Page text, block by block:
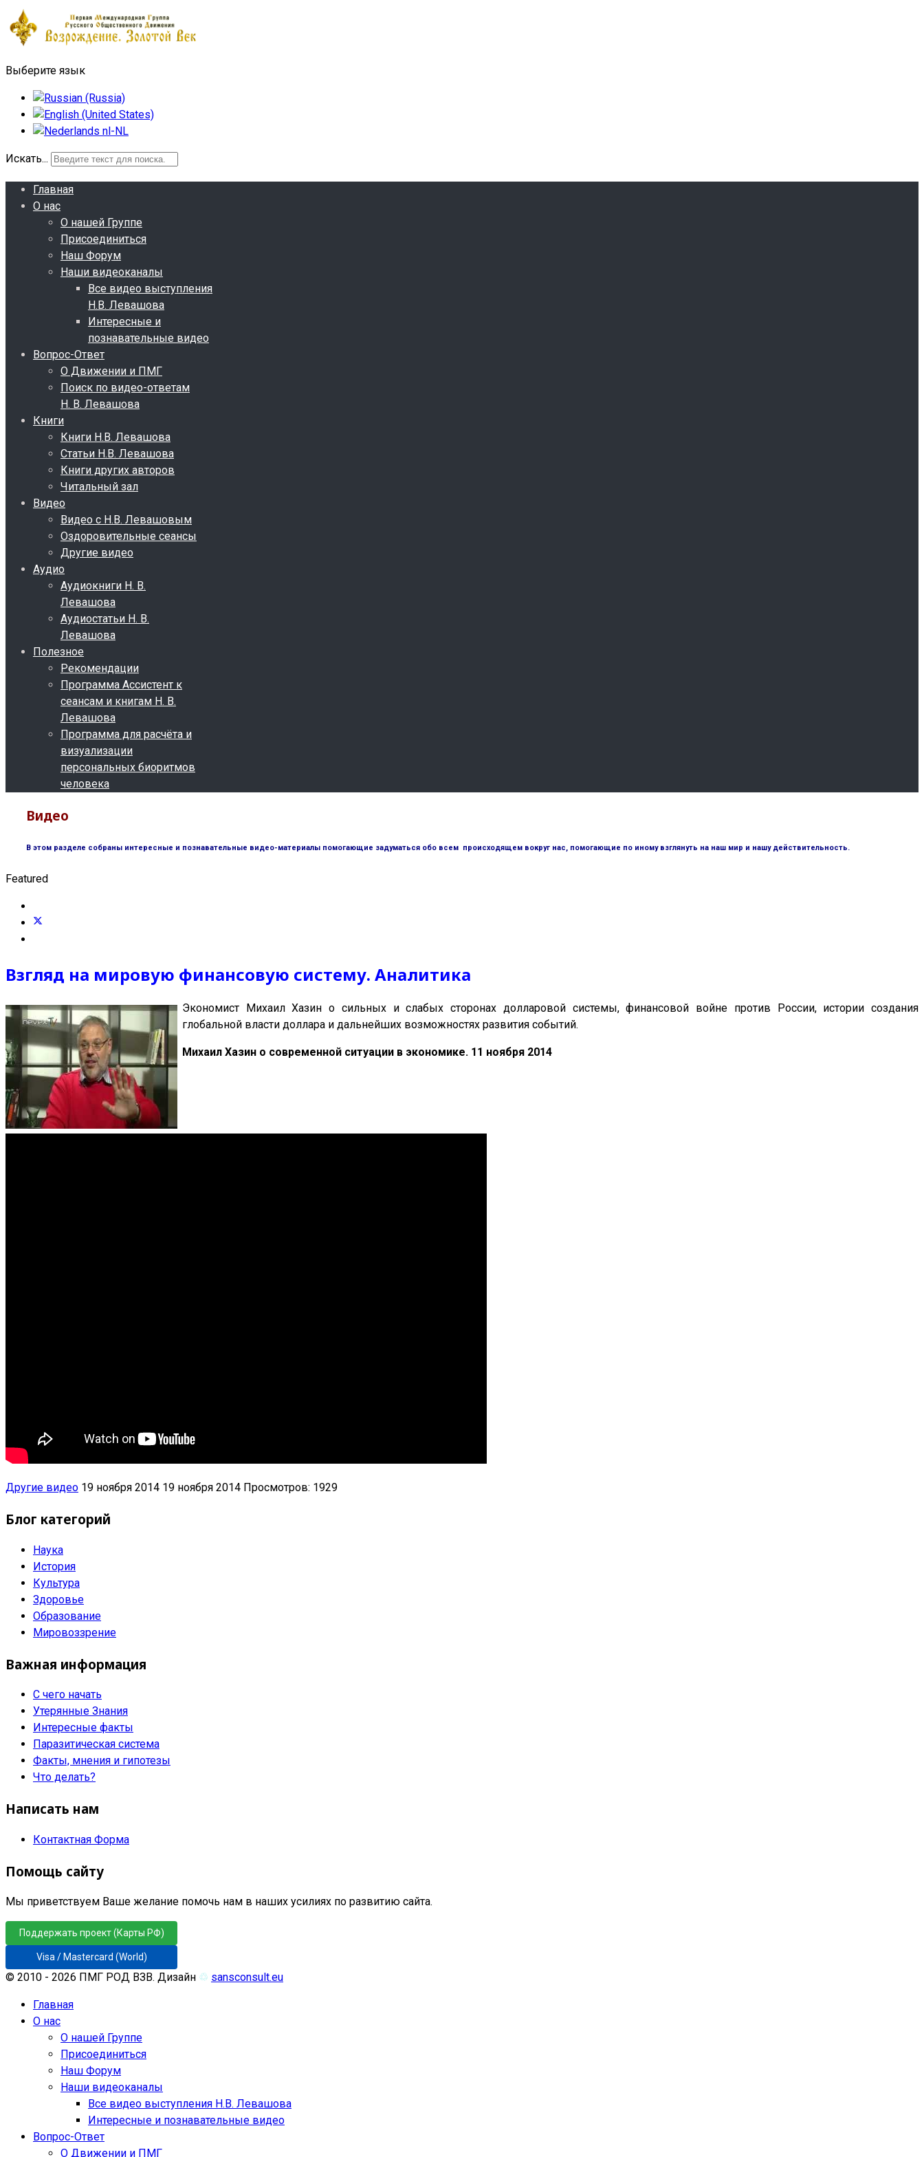
Выберите язык
Искать...
Главная
О нас
О нашей Группе
Присоединиться
Наш Форум
Наши видеоканалы
Все видео выступления
Н.В. Левашова
Интересные и
познавательные видео
Вопрос-Ответ
О Движении и ПМГ
Поиск по видео-ответам
Н. В. Левашова
Книги
Книги Н.В. Левашова
Статьи Н.В. Левашова
Книги других авторов
Читальный зал
Видео
Видео с Н.В. Левашовым
Оздоровительные сеансы
Другие видео
Аудио
Аудиокниги Н. В.
Левашова
Аудиостатьи Н. В.
Левашова
Полезное
Рекомендации
Программа Ассистент к
сеансам и книгам Н. В.
Левашова
Программа для расчёта и
визуализации
персональных биоритмов
человека
Видео
В этом разделе собраны интересные и познавательные видео-материалы помогающие задуматься обо всем происходящем вокруг нас, помогающие по иному взглянуть на наш мир и нашу действительность.
Featured
Взгляд на мировую финансовую систему. Аналитика
Экономист Михаил Хазин о сильных и слабых сторонах долларовой системы, финансовой войне против России, истории создания
глобальной власти доллара и дальнейших возможностях развития событий.
Михаил Хазин о современной ситуации в экономике. 11 ноября 2014
Другие видео 19 ноября 2014 19 ноября 2014 Просмотров: 1929
Блог категорий
Наука
История
Культура
Здоровье
Образование
Мировоззрение
Важная информация
С чего начать
Утерянные Знания
Интересные факты
Паразитическая система
Факты, мнения и гипотезы
Что делать?
Написать нам
Контактная Форма
Помощь сайту
Мы приветствуем Ваше желание помочь нам в наших усилиях по развитию сайта.
Поддержать проект (Карты РФ)
Visa / Mastercard (World)
© 2010 - 2026 ПМГ РОД ВЗВ. Дизайн ♲ sansconsult.eu
Главная
О нас
О нашей Группе
Присоединиться
Наш Форум
Наши видеоканалы
Все видео выступления Н.В. Левашова
Интересные и познавательные видео
Вопрос-Ответ
О Движении и ПМГ